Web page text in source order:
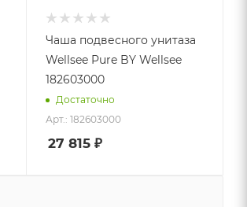
Чаша подвесного унитаза
Wellsee Pure BY Wellsee
182603000
Достаточно
Арт.: 182603000
27 815 ₽